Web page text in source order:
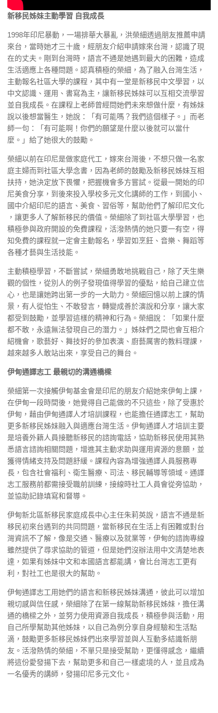
新移民姊妹主動學習 自我成長
1998年印尼暴動，一場排華大暴亂，洪榮細透過朋友推薦申請
來台，當時她才三十歲，經朋友介紹申請嫁來台灣，認識了現
在的丈夫。剛到台灣時，語言不通是她遇到最大的困難，造成
生活適應上各種問題。認真積極的榮細，為了融入台灣生活，
主動報名社區大學的課程，其中有一堂是新移民中文學習，以
中文認識、運用、書寫為主，讓新移民姊妹可以互相交流學習
並自我成長。在課程上老師曾經問她們未來想做什麼，有姊妹
說以後想當醫生，她說：「有可能嗎？我們這個樣子。」而老
師一句：「有可能啊！你們的願望是什麼以後就可以當什
麼。」給了她很大的鼓勵。
榮細以前在印尼是做家庭代工，嫁來台灣後，不想只做一名家
庭主婦而到社區大學念書，因為老師的鼓勵及新移民姊妹互相
扶持，她決定放下畏懼，把握機會多方嘗試。從最一開始的印
尼美食分享，到後來投入學校多元文化講師的工作，到國小、
國中介紹印尼的語言、美食、習俗等，幫助他們了解印尼文化
，讓更多人了解新移民的價值。榮細除了到社區大學學習，也
積極參與政府開設的免費課程，活潑熱情的她只要一有空，得
知免費的課程就一定會主動報名，學習如烹飪、音樂、舞蹈等
各種才藝與生活技能。
主動積極學習，不斷嘗試，榮細勇敢地挑戰自己，除了天生樂
觀的個性，從別人的例子發現值得學習的優點，給自己建立信
心，也是讓她跨出第一步的一大助力。榮細回憶以前上課的情
景，有人從怕生、不敢發言，轉變成善於演說和分享，讓大家
都受到鼓勵，並學習這樣的精神和行為。榮細說：「如果什麼
都不敢，永遠無法發現自己的潛力。」姊妹們之間也會互相介
紹機會，歌藝好、舞技好的參加表演、廚藝厲害的教料理課，
越來越多人敢站出來，享受自己的舞台。
伊甸通譯志工 最親切的溝通橋樑
榮細第一次接觸伊甸基金會是印尼的朋友介紹她來伊甸上課，
在伊甸一段時間後，她覺得自己能做的不只這些，除了受惠於
伊甸，藉由伊甸通譯人才培訓課程，也能擔任通譯志工，幫助
更多新移民姊妹融入與適應台灣生活。伊甸通譯人才培訓主要
是培養外籍人員接聽新移民的諮詢電話，協助新移民使用其熟
悉語言諮詢相關問題，增進其主動求助與運用資源的意願，並
獲得情緒支持及問題舒緩。課程內容為增強通譯人員服務專
長，包含社會福利、衛生醫療、司法、移民輔導等領域。通譯
志工服務前都需接受職前訓練，接線時社工人員會從旁協助，
並協助記錄填寫和督導。
伊甸新北區新移民家庭成長中心主任朱莉英說，語言不通是新
移民初來台遇到的共同問題，當新移民在生活上有困難或對台
灣資訊不了解，像是交通、醫療以及就業等，伊甸的諮詢專線
雖然提供了尋求協助的管道，但是她們沒辦法用中文清楚地表
達，如果有姊妹中文和本國語言都能講，會比台灣志工更有
利，對社工也是很大的幫助。
伊甸通譯志工用她們的語言和新移民姊妹溝通，彼此可以增加
親切感與信任感，榮細除了在第一線幫助新移民姊妹，擔任溝
通的橋樑之外，並努力使用資源自我成長，積極參與活動，用
自己所學幫助其他姊妹，以自己為例分享自身經驗和生活點
滴，鼓勵更多新移民姊妹們出來學習並與人互動多結識新朋
友。活潑熱情的榮細，不單只是接受幫助，更懂得感念，繼續
將這份愛發揚下去，幫助更多和自己一樣處境的人，並且成為
一名優秀的講師，發揚印尼多元文化。